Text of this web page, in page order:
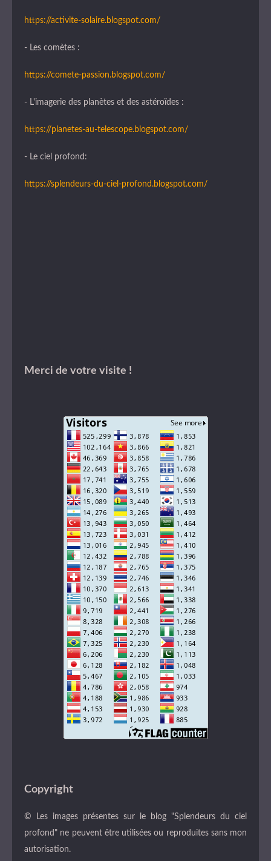
https://activite-solaire.blogspot.com/
- Les comètes :
https://comete-passion.blogspot.com/
- L'imagerie des planètes et des astéroïdes :
https://planetes-au-telescope.blogspot.com/
- Le ciel profond:
https://splendeurs-du-ciel-profond.blogspot.com/
Merci de votre visite !
Copyright
© Les images présentes sur le blog "Splendeurs du ciel
profond" ne peuvent être utilisées ou reproduites sans mon
autorisation.